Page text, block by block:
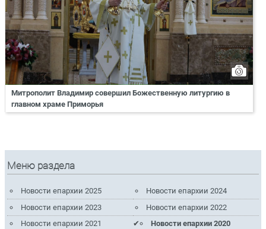
Митрополит Владимир совершил Божественную литургию в
главном храме Приморья
Меню раздела
Новости епархии 2025
Новости епархии 2024
Новости епархии 2023
Новости епархии 2022
Новости епархии 2021
Новости епархии 2020